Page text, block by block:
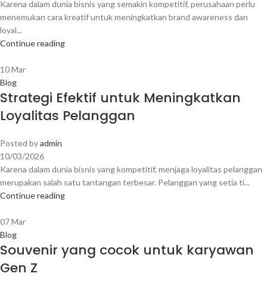
Karena dalam dunia bisnis yang semakin kompetitif, perusahaan perlu
menemukan cara kreatif untuk meningkatkan brand awareness dan
loyal...
Continue reading
10Mar
Blog
Strategi Efektif untuk Meningkatkan
Loyalitas Pelanggan
Posted byadmin
10/03/2026
Karena dalam dunia bisnis yang kompetitif, menjaga loyalitas pelanggan
merupakan salah satu tantangan terbesar. Pelanggan yang setia ti...
Continue reading
07Mar
Blog
Souvenir yang cocok untuk karyawan
Gen Z